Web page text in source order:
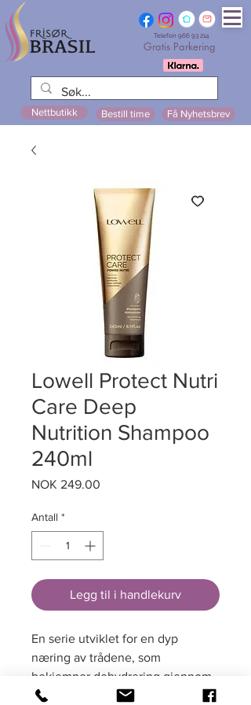
Telefon 966 93 214
Nettbutikk Bestill time Få Nyhetsbrev
Gratis Parkering
Lowell Protect Nutri
Care Deep
Nutrition Shampoo
240ml
NOK 249.00
Antall *
Legg til i handlekurv
En serie utviklet for en dyp
næring av trådene, som
bekjemper dehydrering gjennom
den perfekte kombinasjonen av